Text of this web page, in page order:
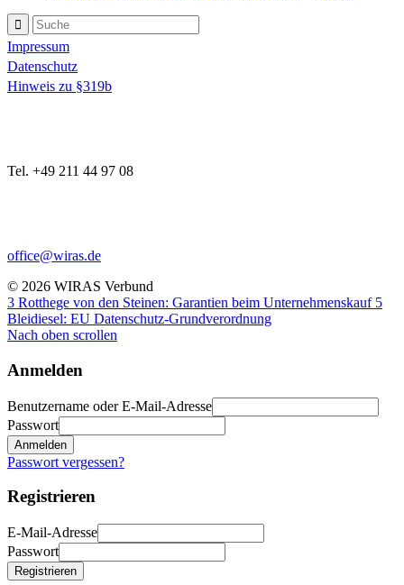
Impressum
Datenschutz
Hinweis zu §319b
Tel. +49 211 44 97 08
office@wiras.de
© 2026 WIRAS Verbund
3 Rotthege von den Steinen: Garantien beim Unternehmenskauf 5
Bleidiesel: EU Datenschutz-Grundverordnung
Nach oben scrollen
Anmelden
Benutzername oder E-Mail-Adresse
Passwort
Anmelden
Passwort vergessen?
Registrieren
E-Mail-Adresse
Passwort
Registrieren